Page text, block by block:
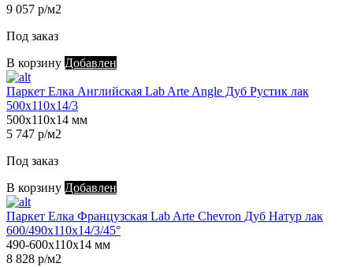
9 057 р/м2
Под заказ
В корзину Добавлен
Паркет Елка Английская Lab Arte Angle Дуб Рустик лак
500х110х14/3
500х110х14 мм
5 747 р/м2
Под заказ
В корзину Добавлен
Паркет Елка Французская Lab Arte Chevron Дуб Натур лак
600/490х110х14/3/45°
490-600х110х14 мм
8 828 р/м2